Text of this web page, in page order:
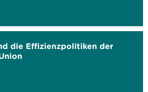
die Effizienzpolitiken der